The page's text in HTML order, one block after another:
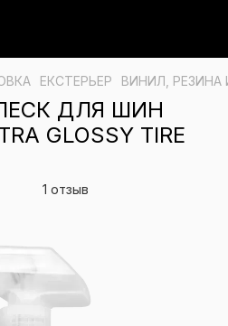
ЕКСТЕРЬЕР ВИНИЛ, РЕЗИНА
ДЛЯ ШИН
GLOSSY TIRE
1 отзыв